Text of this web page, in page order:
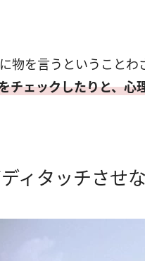
物を言うということわ
チェックしたりと、心
ディタッチさせ